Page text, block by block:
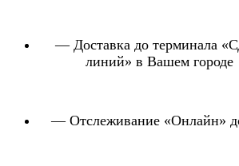
— Доставка до терминала
линий» в Вашем городе
— Отслеживание «Онлайн»